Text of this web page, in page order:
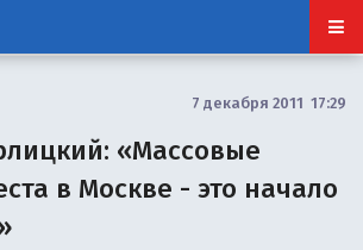
7 декабря 2011 17:29
«Массовые
в Москве - это начало